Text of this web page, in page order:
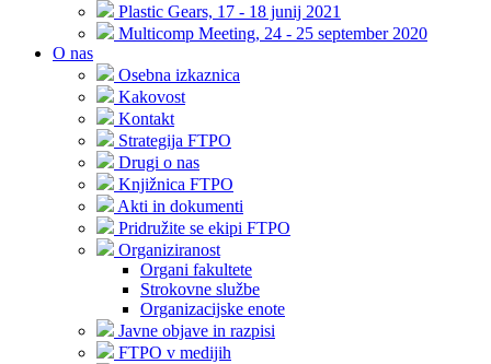
Plastic Gears, 17 - 18 junij 2021
Multicomp Meeting, 24 - 25 september 2020
O nas
Osebna izkaznica
Kakovost
Kontakt
Strategija FTPO
Drugi o nas
Knjižnica FTPO
Akti in dokumenti
Pridružite se ekipi FTPO
Organiziranost
Organi fakultete
Strokovne službe
Organizacijske enote
Javne objave in razpisi
FTPO v medijih